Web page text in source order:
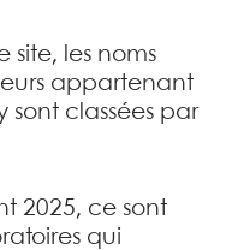
site, les noms
appartenant
sont classées par
2025, ce sont
qui